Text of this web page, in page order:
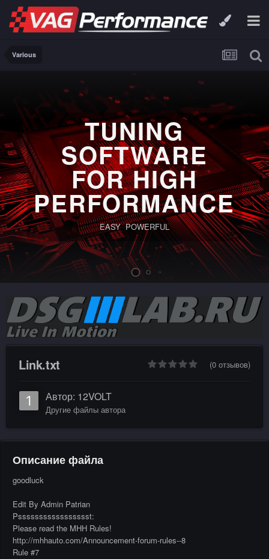
Various
TUNING
SOFTWARE
FOR HIGH
PERFORMANCE
EASY POWERFUL
Link.txt (0 отзывов)
Автор: 12VOLT
Другие файлы автора
Описание файла
goodluck
Edit By Admin Patrian
Pssssssssssssssssst:
Please read the MHH Rules!
http://mhhauto.com/Announcement-forum-rules--8
Rule #7